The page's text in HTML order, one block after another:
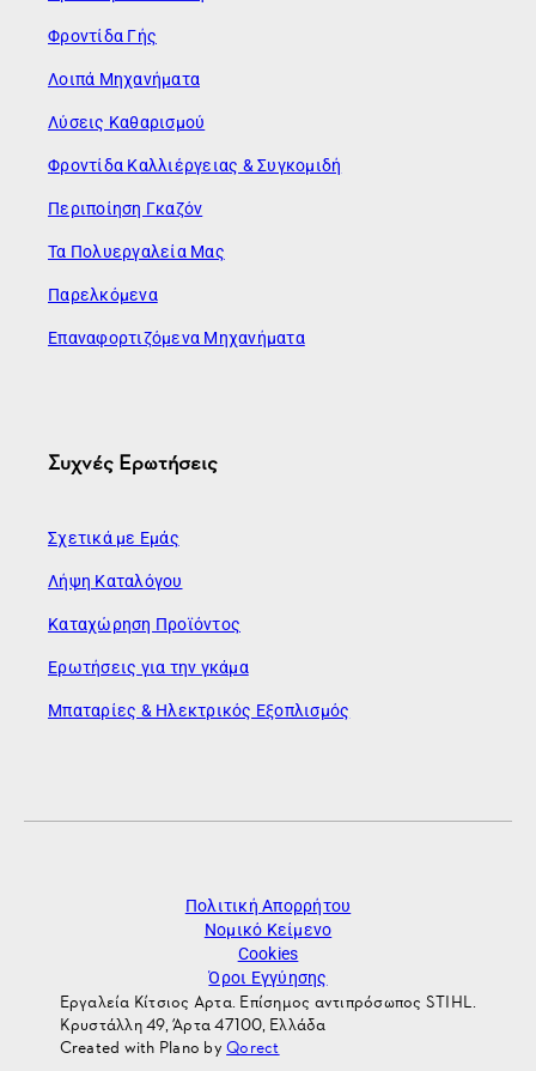
Φροντίδα Γής
Λοιπά Μηχανήματα
Λύσεις Καθαρισμού
Φροντίδα Καλλιέργειας & Συγκομιδή
Περιποίηση Γκαζόν
Τα Πολυεργαλεία Μας
Παρελκόμενα
Επαναφορτιζόμενα Μηχανήματα
Συχνές Ερωτήσεις
Σχετικά με Εμάς
Λήψη Καταλόγου
Καταχώρηση Προϊόντος
Ερωτήσεις για την γκάμα
Μπαταρίες & Ηλεκτρικός Εξοπλισμός
Πολιτική Απορρήτου
Νομικό Κείμενο
Cookies
Όροι Εγγύησης
Εργαλεία Κίτσιος Αρτα. Επίσημος αντιπρόσωπος STIHL.
Κρυστάλλη 49, Άρτα 47100, Ελλάδα
Created with Plano byQorect